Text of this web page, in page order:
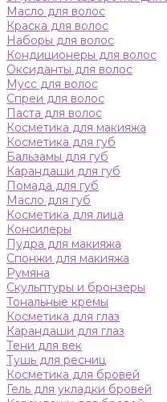
Масло для волос
Краска для волос
Наборы для волос
Кондиционеры для волос
Оксиданты для волос
Мусс для волос
Спреи для волос
Паста для волос
Косметика для макияжа
Косметика для губ
Бальзамы для губ
Карандаши для губ
Помада для губ
Масло для губ
Косметика для лица
Консилеры
Пудра для макияжа
Спонжи для макияжа
Румяна
Скульптуры и бронзеры
Тональные кремы
Косметика для глаз
Карандаши для глаз
Тени для век
Тушь для ресниц
Косметика для бровей
Гель для укладки бровей